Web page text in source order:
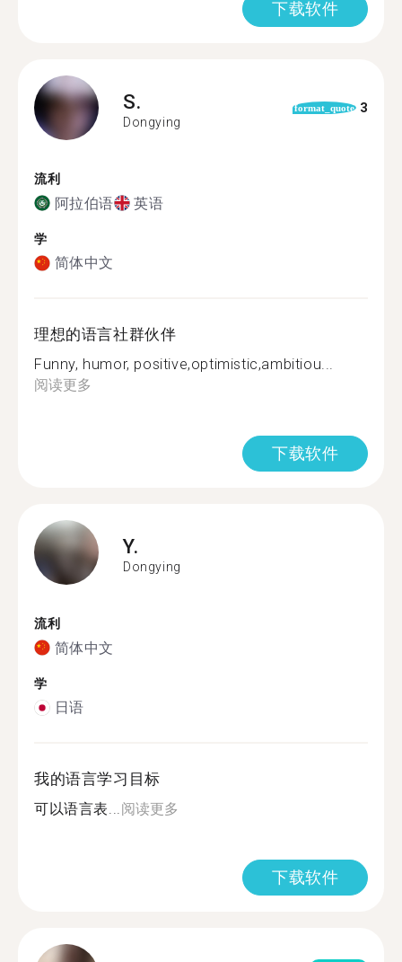
下载软件
S.
Dongying
format_quote 3
流利
阿拉伯语 英语
学
简体中文
理想的语言社群伙伴
Funny, humor, positive,optimistic,ambitiou...
阅读更多
下载软件
Y.
Dongying
流利
简体中文
学
日语
我的语言学习目标
可以语言表...阅读更多
下载软件